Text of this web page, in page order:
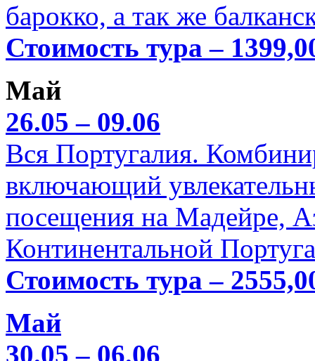
барокко, а так же
Стоимость тура –
Май
26.05 – 09.06
Вся Португалия.
включающий
посещения на Мадейре,
Континентальной
Стоимость тура –
Май
30.05 – 06.06